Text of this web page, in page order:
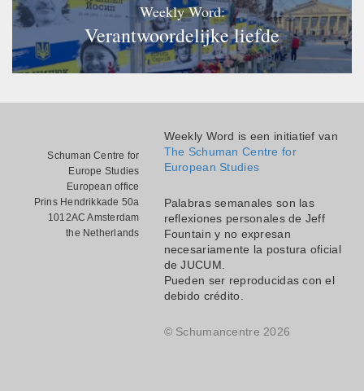
Weekly Word:
Verantwoordelijke liefde
Schuman Centre for
Europe Studies
European office
Prins Hendrikkade 50a
1012AC Amsterdam
the Netherlands
Weekly Word is een initiatief van
The Schuman Centre for
European Studies
Palabras semanales son las
reflexiones personales de Jeff
Fountain y no expresan
necesariamente la postura oficial
de JUCUM.
Pueden ser reproducidas con el
debido crédito.
© Schumancentre 2026